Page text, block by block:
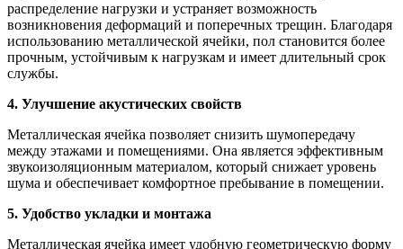
распределение нагрузки и устраняет возможность
возникновения деформаций и поперечных трещин. Благодаря
использованию металлической ячейки, пол становится более
прочным, устойчивым к нагрузкам и имеет длительный срок
службы.
4. Улучшение акустических свойств
Металлическая ячейка позволяет снизить шумопередачу
между этажами и помещениями. Она является эффективным
звукоизоляционным материалом, который снижает уровень
шума и обеспечивает комфортное пребывание в помещении.
5. Удобство укладки и монтажа
Металлическая ячейка имеет удобную геометрическую форму